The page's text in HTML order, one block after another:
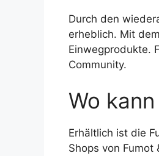
Durch den
erheblich. Mit
Einwegprodukte.
Community.
Wo
Erhältlich ist die
Shops von